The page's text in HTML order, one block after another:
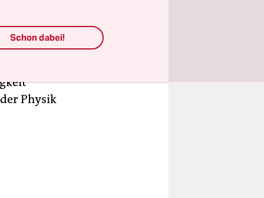
und
Eine
Physik
Schon dabei!